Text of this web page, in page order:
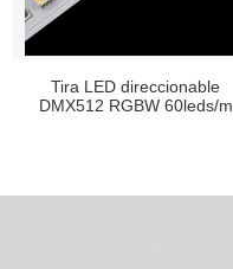
Tira LED direccionable
DMX512 RGBW 60leds/m